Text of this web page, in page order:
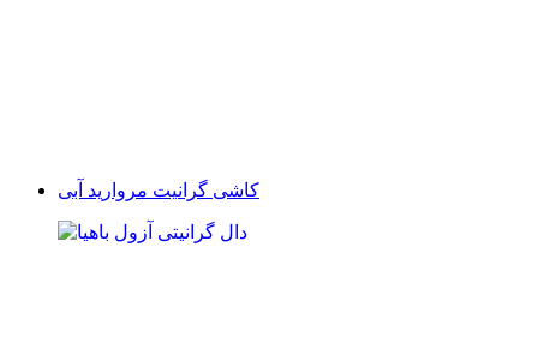
کاشی گرانیت مروارید آبی